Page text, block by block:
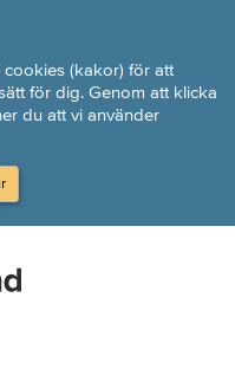
(kakor) för att
för dig. Genom att klicka
du att vi använder